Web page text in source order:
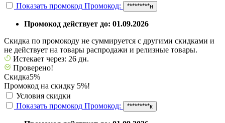
Показать промокод Промокод: *********н
Промокод действует до: 01.09.2026
Скидка по промокоду не суммируется с другими скидками и
не действует на товары распродажи и релизные товары.
Истекает через: 26 дн.
Проверено!
Скидка5%
Промокод на скидку 5%!
Условия скидки
Показать промокод Промокод: *********к